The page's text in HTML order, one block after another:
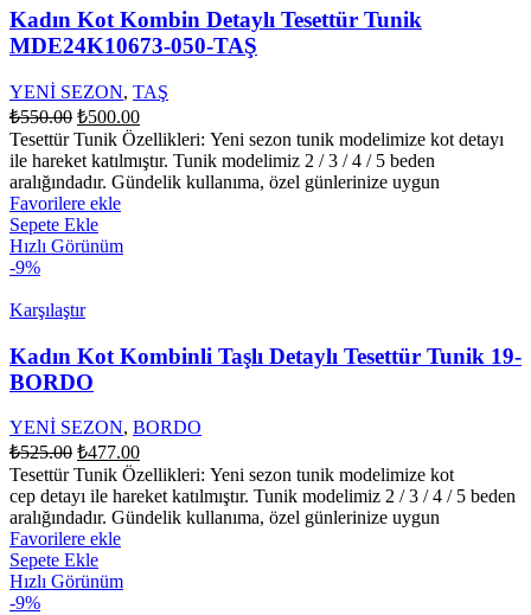
Kadın Kot Kombin Detaylı Tesettür Tunik
MDE24K10673-050-TAŞ
YENİ SEZON, TAŞ
₺550.00 Orijinal
fiyat:
₺550.00.
₺500.00Şu
andaki
fiyat:
₺500.00.
Tesettür Tunik Özellikleri: Yeni sezon tunik modelimize kot detayı
ile hareket katılmıştır. Tunik modelimiz 2 / 3 / 4 / 5 beden
aralığındadır. Gündelik kullanıma, özel günlerinize uygun
Favorilere ekle
Sepete Ekle
Hızlı Görünüm
-9%
Karşılaştır
Kadın Kot Kombinli Taşlı Detaylı Tesettür Tunik 19-
BORDO
YENİ SEZON, BORDO
₺525.00 Orijinal
fiyat:
₺525.00.
₺477.00Şu
andaki
fiyat:
₺477.00.
Tesettür Tunik Özellikleri: Yeni sezon tunik modelimize kot
cep detayı ile hareket katılmıştır. Tunik modelimiz 2 / 3 / 4 / 5 beden
aralığındadır. Gündelik kullanıma, özel günlerinize uygun
Favorilere ekle
Sepete Ekle
Hızlı Görünüm
-9%